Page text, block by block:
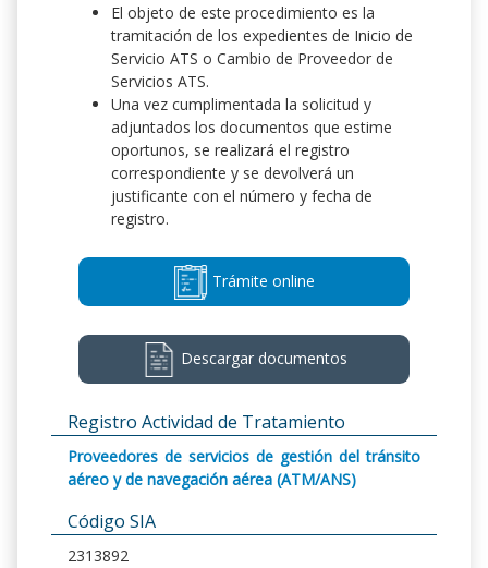
El objeto de este procedimiento es la
tramitación de los expedientes de Inicio de
Servicio ATS o Cambio de Proveedor de
Servicios ATS.
Una vez cumplimentada la solicitud y
adjuntados los documentos que estime
oportunos, se realizará el registro
correspondiente y se devolverá un
justificante con el número y fecha de
registro.
Trámite online
Descargar documentos
Registro Actividad de Tratamiento
Proveedores de servicios de gestión del tránsito
aéreo y de navegación aérea (ATM/ANS)
Código SIA
2313892